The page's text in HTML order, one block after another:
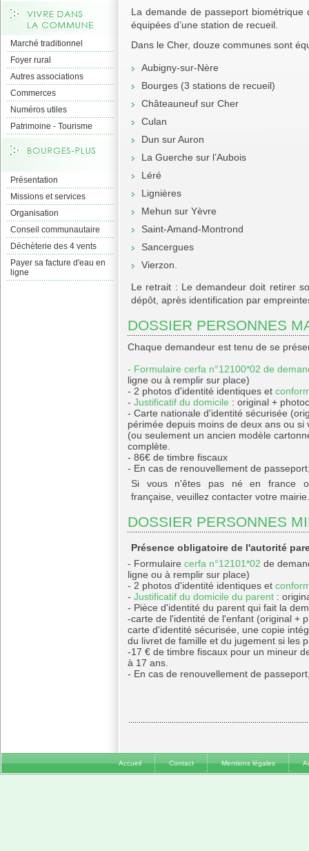
Marché traditionnel
Foyer rural
Autres associations
Commerces
Numéros utiles
Patrimoine - Tourisme
Présentation
Missions et services
Organisation
Conseil communautaire
Déchèterie des 4 vents
Payer sa facture d'eau en
ligne
La demande de passeport biométrique
équipées d’une station de recueil.
Dans le Cher, douze communes sont
Aubigny-sur-Nère
Bourges (3 stations de recueil)
Châteauneuf sur Cher
Culan
Dun sur Auron
La Guerche sur l’Aubois
Léré
Lignières
Mehun sur Yèvre
Saint-Amand-Montrond
Sancergues
Vierzon.
Le retrait : Le demandeur doit retirer
dépôt, après identification par
DOSSIER PERSONNES
Chaque demandeur est tenu de se
- Formulaire cerfa n°12100*02 de
ligne ou à remplir sur place)
- 2 photos d'identité identiques et
- Justificatif du domicile : original +
- Carte nationale d'identité sécurisée
périmée depuis moins de deux ans ou
(ou seulement un ancien modèle
complète.
- 86€ de timbre fiscaux
- En cas de renouvellement de
Si vous n'êtes pas né en france
française, veuillez contacter votre mairie.
DOSSIER PERSONNES
Présence obligatoire de l'autorité
- Formulaire cerfa n°12101*02 de
ligne ou à remplir sur place)
- 2 photos d'identité identiques et
- Justificatif du domicile du parent :
- Pièce d'identité du parent qui fait la
-carte de l'identité de l'enfant (original +
carte d'identité sécurisée, une copie
du livret de famille et du jugement si les
-17 € de timbre fiscaux pour un mineur
à 17 ans.
- En cas de renouvellement de
Accueil Contact Mentions légales